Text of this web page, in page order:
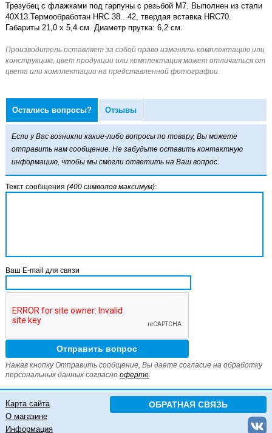
Трезубец с флажками под гарпуны с резьбой М7. Выполнен из стали
40X13.Термообработан HRC 38...42, твердая вставка HRC70.
Габариты 21,0 x 5,4 см. Диаметр прутка: 6,2 см.
Остались вопросы? Отзывы
Если у Вас возникли какие-либо вопросы по товару, Вы можете
отправить нам сообщение. Не забудьте оставить контактную
информацию, чтобы мы смогли ответить на Ваш вопрос.
Текст сообщения (400 символов максимум):
Ваш E-mail для связи
Нажав кнопку Отправить сообщение, Вы даете согласие на обработку
персональных данных согласно оферте.
ОБРАТНАЯ СВЯЗЬ
Карта сайта
О магазине
Информация